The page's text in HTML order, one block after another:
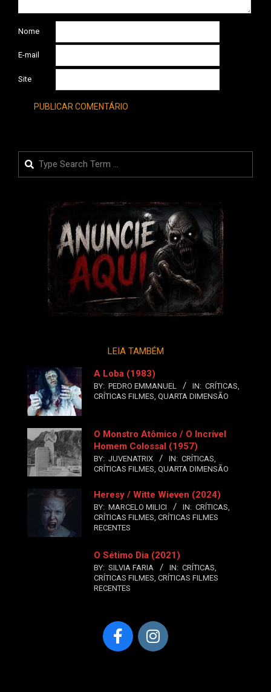
Nome
E-mail
Site
Search
LEIA TAMBÉM
A Loba (1983)
BY: PEDRO EMMANUEL IN: CRÍTICAS,
CRÍTICAS FILMES, QUARTA DIMENSÃO
O Monstro Atômico / O Incrível
Homem Colossal (1957)
BY: JUVENATRIX IN: CRÍTICAS,
CRÍTICAS FILMES, QUARTA DIMENSÃO
Heresy / Witte Wieven (2024)
BY: MARCELO MILICI IN: CRÍTICAS,
CRÍTICAS FILMES, CRÍTICAS FILMES
RECENTES
O Sétimo Dia (2021)
BY: SILVIA FARIA IN: CRÍTICAS,
CRÍTICAS FILMES, CRÍTICAS FILMES
RECENTES